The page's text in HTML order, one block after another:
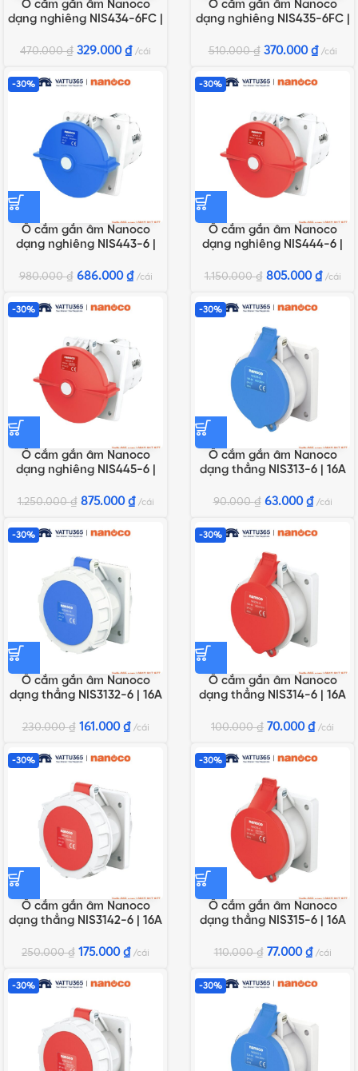
Ổ cắm gắn âm Nanoco
dạng nghiêng NIS434-6FC |
470.000₫ 329.000 ₫ cái
Ổ cắm gắn âm Nanoco
dạng nghiêng NIS435-6FC |
510.000₫ 370.000 ₫ cái
-30%
Ổ cắm gắn âm Nanoco
dạng nghiêng NIS443-6 |
980.000₫ 686.000 ₫ cái
-30%
Ổ cắm gắn âm Nanoco
dạng nghiêng NIS444-6 |
1.150.000₫ 805.000 ₫ cái
-30%
Ổ cắm gắn âm Nanoco
dạng nghiêng NIS445-6 |
1.250.000₫ 875.000 ₫ cái
-30%
Ổ cắm gắn âm Nanoco
dạng thẳng NIS313-6 | 16A
90.000₫ 63.000 ₫ cái
-30%
Ổ cắm gắn âm Nanoco
dạng thẳng NIS3132-6 | 16A
230.000₫ 161.000 ₫ cái
-30%
Ổ cắm gắn âm Nanoco
dạng thẳng NIS314-6 | 16A
100.000₫ 70.000 ₫ cái
-30%
Ổ cắm gắn âm Nanoco
dạng thẳng NIS3142-6 | 16A
250.000₫ 175.000 ₫ cái
-30%
Ổ cắm gắn âm Nanoco
dạng thẳng NIS315-6 | 16A
110.000₫ 77.000 ₫ cái
-30% -30%